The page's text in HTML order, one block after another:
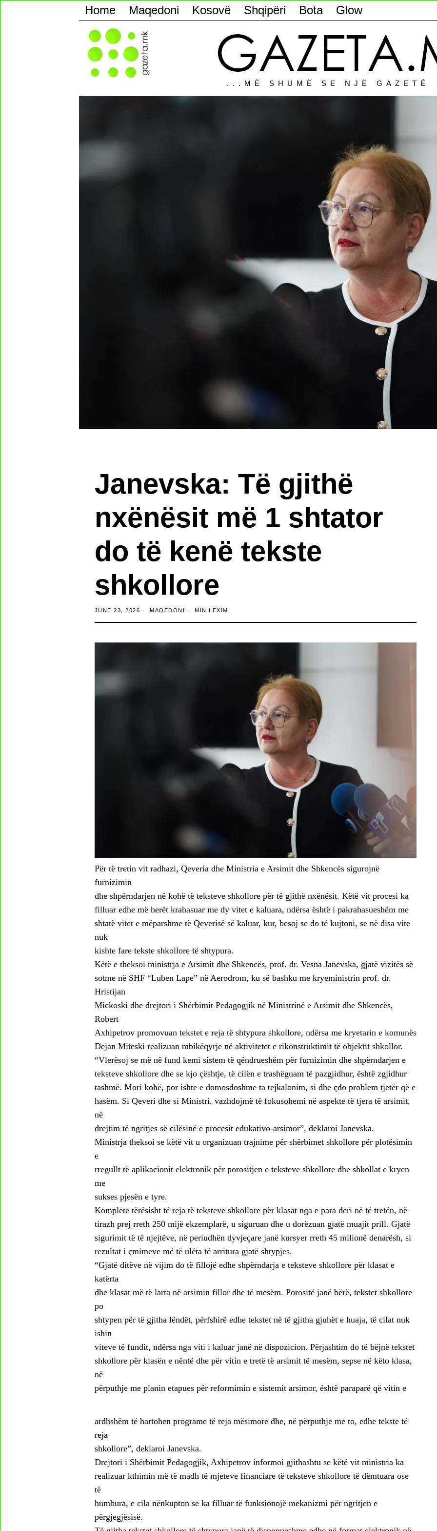
Home Maqedoni Kosovë Shqipëri Bota Glow
...MË SHUMË SE NJË GAZETË
Janevska: Të gjithë
nxënësit më 1 shtator
do të kenë tekste
shkollore
JUNE 23, 2026 MAQEDONI MIN LEXIM
Për të tretin vit radhazi, Qeveria dhe Ministria e Arsimit dhe Shkencës sigurojnë
furnizimin
dhe shpërndarjen në kohë të teksteve shkollore për të gjithë nxënësit. Këtë vit procesi ka
filluar edhe më herët krahasuar me dy vitet e kaluara, ndërsa është i pakrahasueshëm me
shtatë vitet e mëparshme të Qeverisë së kaluar, kur, besoj se do të kujtoni, se në disa vite
nuk
kishte fare tekste shkollore të shtypura.
Këtë e theksoi ministrja e Arsimit dhe Shkencës, prof. dr. Vesna Janevska, gjatë vizitës së
sotme në SHF “Luben Lape” në Aerodrom, ku së bashku me kryeministrin prof. dr.
Hristijan
Mickoski dhe drejtori i Shërbimit Pedagogjik në Ministrinë e Arsimit dhe Shkencës,
Robert
Axhipetrov promovuan tekstet e reja të shtypura shkollore, ndërsa me kryetarin e komunës
Dejan Miteski realizuan mbikëqyrje në aktivitetet e rikonstruktimit të objektit shkollor.
“Vlerësoj se më në fund kemi sistem të qëndrueshëm për furnizimin dhe shpërndarjen e
teksteve shkollore dhe se kjo çështje, të cilën e trashëguam të pazgjidhur, është zgjidhur
tashmë. Mori kohë, por ishte e domosdoshme ta tejkalonim, si dhe çdo problem tjetër që e
hasëm. Si Qeveri dhe si Ministri, vazhdojmë të fokusohemi në aspekte të tjera të arsimit,
në
drejtim të ngritjes së cilësinë e procesit edukativo-arsimor”, deklaroi Janevska.
Ministrja theksoi se këtë vit u organizuan trajnime për shërbimet shkollore për plotësimin
e
rregullt të aplikacionit elektronik për porositjen e teksteve shkollore dhe shkollat e kryen
me
sukses pjesën e tyre.
Komplete tërësisht të reja të teksteve shkollore për klasat nga e para deri në të tretën, në
tirazh prej rreth 250 mijë ekzemplarë, u siguruan dhe u dorëzuan gjatë muajit prill. Gjatë
sigurimit të të njejtëve, në periudhën dyvjeçare janë kursyer rreth 45 milionë denarësh, si
rezultat i çmimeve më të ulëta të arritura gjatë shtypjes.
“Gjatë ditëve në vijim do të fillojë edhe shpërndarja e teksteve shkollore për klasat e
katërta
dhe klasat më të larta në arsimin fillor dhe të mesëm. Porositë janë bërë, tekstet shkollore
po
shtypen për të gjitha lëndët, përfshirë edhe tekstet në të gjitha gjuhët e huaja, të cilat nuk
ishin
viteve të fundit, ndërsa nga viti i kaluar janë në dispozicion. Përjashtim do të bëjnë tekstet
shkollore për klasën e nëntë dhe për vitin e tretë të arsimit të mesëm, sepse në këto klasa,
në
përputhje me planin etapues për reformimin e sistemit arsimor, është paraparë që vitin e
ardhshëm të hartohen programe të reja mësimore dhe, në përputhje me to, edhe tekste të
reja
shkollore”, deklaroi Janevska.
Drejtori i Shërbimit Pedagogjik, Axhipetrov informoi gjithashtu se këtë vit ministria ka
realizuar kthimin më të madh të mjeteve financiare të teksteve shkollore të dëmtuara ose
të
humbura, e cila nënkupton se ka filluar të funksionojë mekanizmi për ngritjen e
përgjegjësisë.